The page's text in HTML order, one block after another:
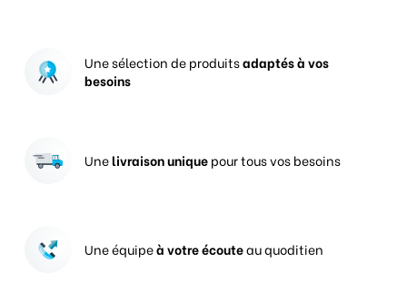
Une sélection de produitsadaptés à vos
besoins
Unelivraison uniquepour tous vos besoins
Une équipeà votre écouteau quoditien